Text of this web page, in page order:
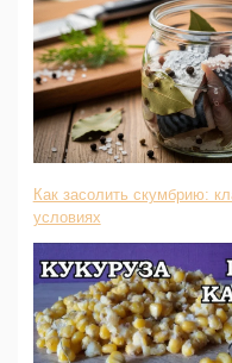
Как засолить скумбрию:
условиях